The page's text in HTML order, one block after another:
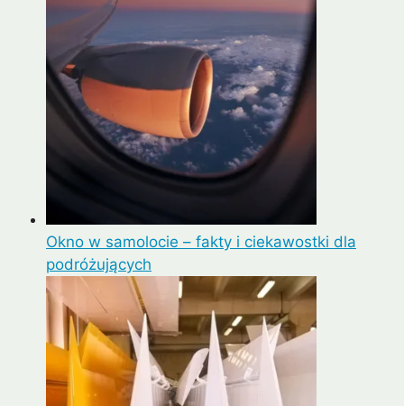
Okno w samolocie – fakty i ciekawostki dla
podróżujących